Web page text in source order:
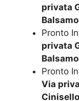
privata
Balsamo
Pronto
privata
Balsamo
Pronto
Via